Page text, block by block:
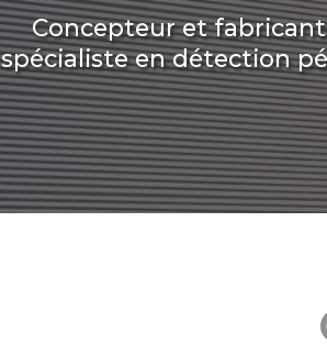
Concepteur et
spécialiste en détection